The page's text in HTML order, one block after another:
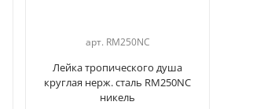
арт. RM250NC
Лейка тропического душа
круглая нерж. сталь RM250NC
никель